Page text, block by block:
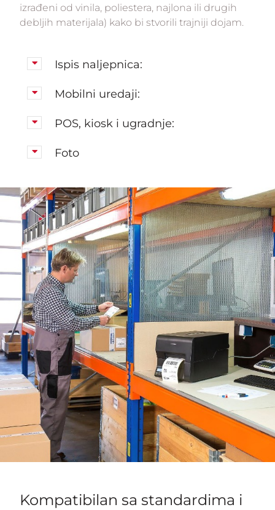
izrađeni od vinila, poliestera, najlona ili drugih
debljih materijala) kako bi stvorili trajniji dojam.
Ispis naljepnica:
Mobilni uredaji:
POS, kiosk i ugradnje:
Foto
Kompatibilan sa standardima i